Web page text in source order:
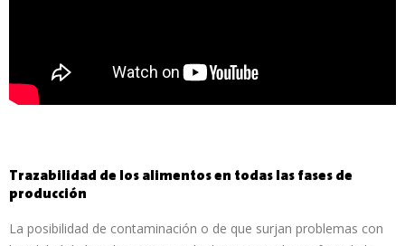
Trazabilidad de los alimentos en todas las fases de
producción
La posibilidad de contaminación o de que surjan problemas con